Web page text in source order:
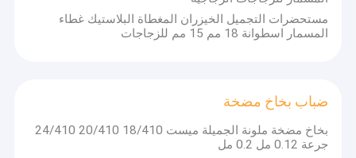
موزع مضخة محلول
مستحضرات التجميل الخيزران المغطاة البلاستيك غطاء
المسمار اسطوانة 18 مم 15 مم للزجاجات
ضباب بخاخ مضخة
بخاخ مضخة ملونة الجميلة ميست 18/410 20/410 24/410
جرعة 0.12 مل 0.2 مل